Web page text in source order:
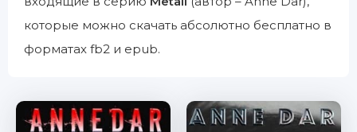
которые можно скачать абсолютно бесплатно в
форматах fb2 и epub.